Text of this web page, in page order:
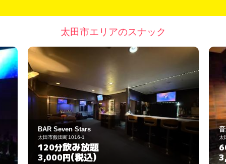
太田市エリアのスナック
音楽ラウンジ めだか
60分
3,000円